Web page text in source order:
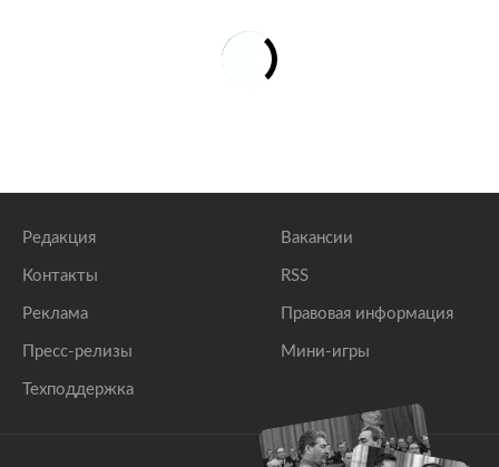
Редакция
Контакты
Реклама
Пресс-релизы
Техподдержка
Вакансии
RSS
Правовая информация
Мини-игры